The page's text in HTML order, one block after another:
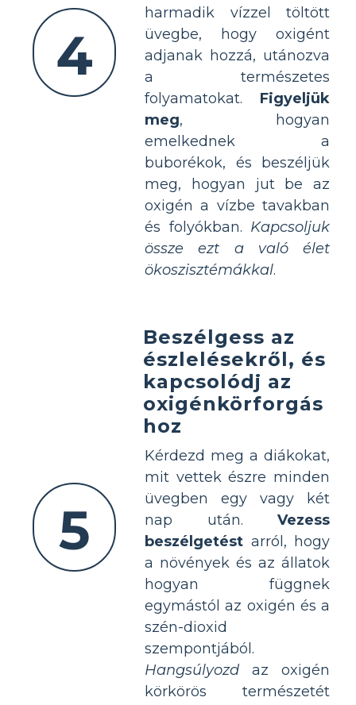
4
harmadik vízzel töltött
üvegbe, hogy oxigént
adjanak hozzá, utánozva
a természetes
folyamatokat. Figyeljük
meg, hogyan
emelkednek a
buborékok, és beszéljük
meg, hogyan jut be az
oxigén a vízbe tavakban
és folyókban. Kapcsoljuk
össze ezt a való élet
ökoszisztémákkal.
5
Beszélgess az
észlelésekről, és
kapcsolódj az
oxigénkörforgás
hoz
Kérdezd meg a diákokat,
mit vettek észre minden
üvegben egy vagy két
nap után. Vezess
beszélgetést arról, hogy
a növények és az állatok
hogyan függnek
egymástól az oxigén és a
szén-dioxid
szempontjából.
Hangsúlyozd az oxigén
körkörös természetét